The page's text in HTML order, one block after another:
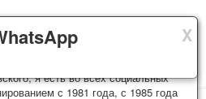
X
упаковываются и
дней после оплаты.
такие колоды карт отправляются в
X
карт, почтовые открытки из частной
я есть во всех социальных
с 1981 года, с 1985 года
X